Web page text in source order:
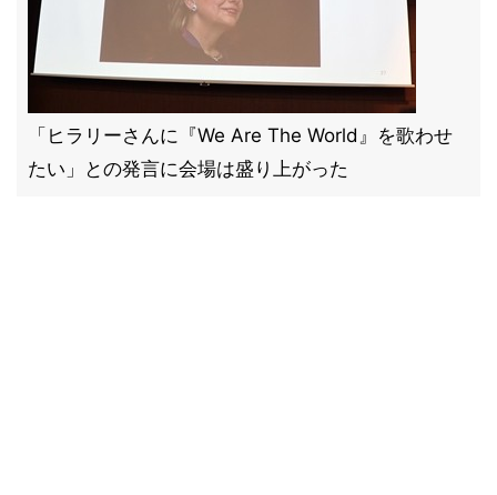
「ヒラリーさんに『We Are The World』を歌わせ
たい」との発言に会場は盛り上がった